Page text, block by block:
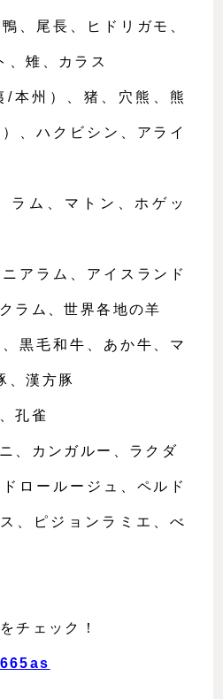
、尾長、ヒドリガモ、
、雉、カラス
/本州）、猪、穴熊、熊
、ハクビシン、アライ
ラム、マトン、ホゲッ
アラム、アイスランド
ラム、世界各地の羊
黒毛和牛、あか牛、マ
、漢方豚
孔雀
、カンガルー、ラクダ
ロールージュ、ペルド
、ピジョンラミエ、べ
チェック！